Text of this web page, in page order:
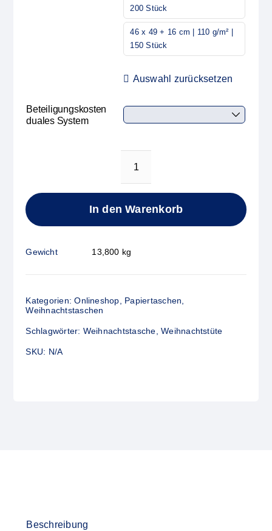
200 Stück
46 x 49 + 16 cm | 110 g/m² |
150 Stück
Auswahl zurücksetzen
Beteiligungskosten
duales System
Weihnachten
Pop
In den Warenkorb
Gewicht 13,800 kg
Kategorien:Onlineshop Papiertaschen
Weihnachtstaschen
Schlagwörter: Weihnachtstasche ,Weihnachtstüte
SKU: N/A
Beschreibung